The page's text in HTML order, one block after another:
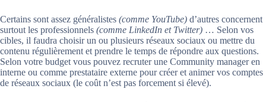
Certains sont assez généralistes (comme YouTube) d’autres concernent
surtout les professionnels (comme LinkedIn et Twitter) … Selon vos
cibles, il faudra choisir un ou plusieurs réseaux sociaux ou mettre du
contenu régulièrement et prendre le temps de répondre aux questions.
Selon votre budget vous pouvez recruter une Community manager en
interne ou comme prestataire externe pour créer et animer vos comptes
de réseaux sociaux (le coût n’est pas forcement si élevé).